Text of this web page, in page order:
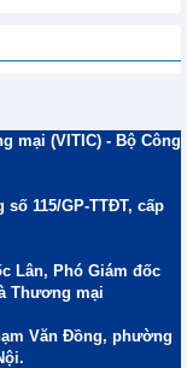
mại (VITIC) - Bộ Công
115/GP-TTĐT, cấp
Lân, Phó Giám đốc
Thương mại
Văn Đồng, phường